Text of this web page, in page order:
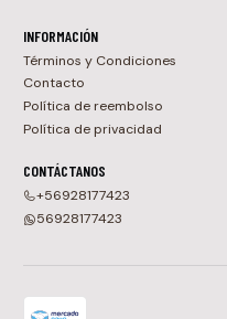
INFORMACIÓN
Términos y Condiciones
Contacto
Política de reembolso
Política de privacidad
CONTÁCTANOS
+56928177423
56928177423